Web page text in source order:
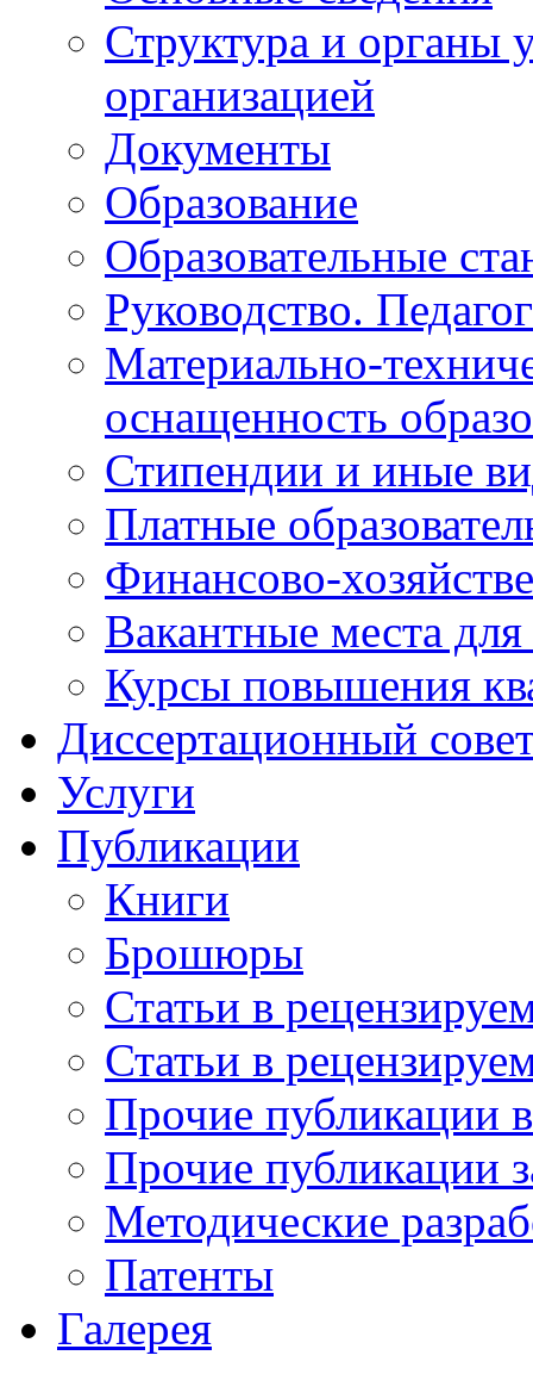
Структура и органы
организацией
Документы
Образование
Образовательные
Руководство.
Материально-
оснащенность
Стипендии и иные
Платные
Финансово-
Вакантные места
Курсы повышения
Диссертационный
Услуги
Публикации
Книги
Брошюры
Статьи в
Статьи в
Прочие публикации
Прочие публикации
Методические
Патенты
Галерея